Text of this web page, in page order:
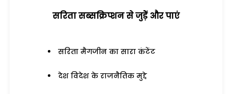
सरिता सब्सक्रिप्शन से जुड़ेें और पाएं
सरिता मैगजीन का सारा कंटेंट
देश विदेश के राजनैतिक मुद्दे